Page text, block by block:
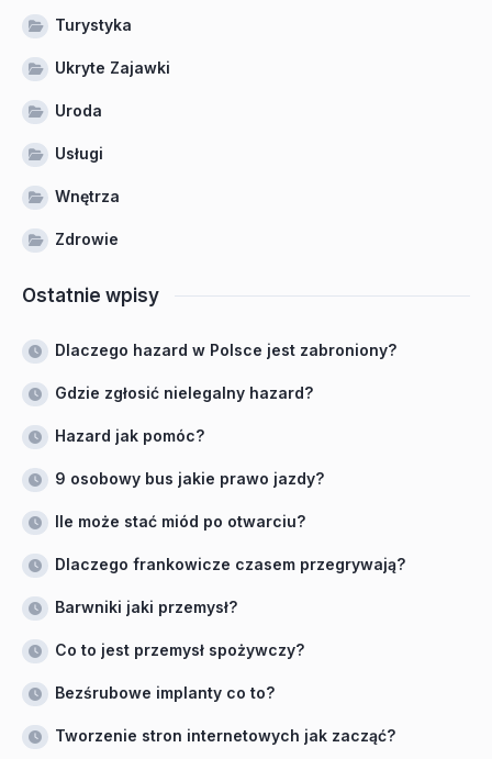
Turystyka
Ukryte Zajawki
Uroda
Usługi
Wnętrza
Zdrowie
Ostatnie wpisy
Dlaczego hazard w Polsce jest zabroniony?
Gdzie zgłosić nielegalny hazard?
Hazard jak pomóc?
9 osobowy bus jakie prawo jazdy?
Ile może stać miód po otwarciu?
Dlaczego frankowicze czasem przegrywają?
Barwniki jaki przemysł?
Co to jest przemysł spożywczy?
Bezśrubowe implanty co to?
Tworzenie stron internetowych jak zacząć?